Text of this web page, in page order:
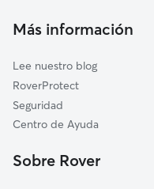
Albatera
Benejúzar
Beniel
Almoradí
Dolores
Cuidadores a domicilio
Más información
Lee nuestro blog
RoverProtect
Seguridad
Centro de Ayuda
Sobre Rover